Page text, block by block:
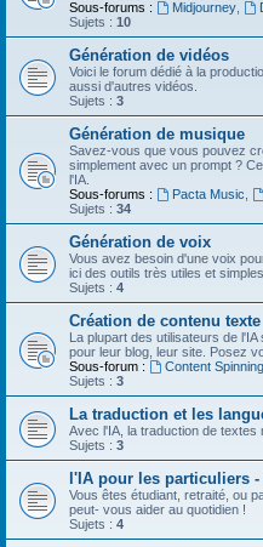
Sous-forums :
Midjourney,
Sujets : 10
Génération de vidéos
Voici le forum dédié à la
aussi d'autres vidéos.
Sujets : 3
Génération de musique
Savez-vous que vous pouvez
simplement avec un prompt ?
l'IA.
Sous-forums :
Pacta Music
Sujets : 34
Génération de voix
Vous avez besoin d'une voix
ici des outils très utiles et
Sujets : 4
Création de contenu texte
La plupart des utilisateurs de
pour leur blog, leur site. Posez
Sous-forum :
Content Spinning
Sujets : 3
La traduction et les
Avec l'IA, la traduction de textes
Sujets : 3
l'IA pour les particuliers
Vous êtes étudiant, retraité, ou
peut- vous aider au quotidien !
Sujets : 4